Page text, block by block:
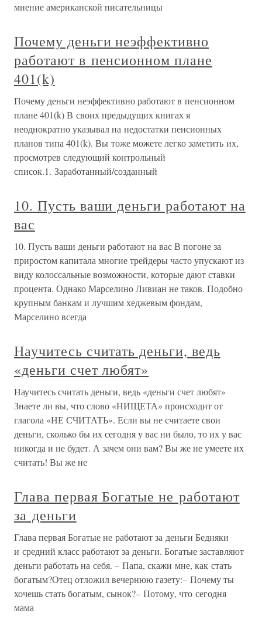
мнение американской писательницы
Почему деньги неэффективно
работают в пенсионном плане
401(k)
Почему деньги неэффективно работают в пенсионном
плане 401(k) В своих предыдущих книгах я
неоднократно указывал на недостатки пенсионных
планов типа 401(k). Вы тоже можете легко заметить их,
просмотрев следующий контрольный
список.1. Заработанный/созданный
10. Пусть ваши деньги работают на
вас
10. Пусть ваши деньги работают на вас В погоне за
приростом капитала многие трейдеры часто упускают из
виду колоссальные возможности, которые дают ставки
процента. Однако Марселино Ливиан не таков. Подобно
крупным банкам и лучшим хеджевым фондам,
Марселино всегда
Научитесь считать деньги, ведь
«деньги счет любят»
Научитесь считать деньги, ведь «деньги счет любят»
Знаете ли вы, что слово «НИЩЕТА» происходит от
глагола «НЕ СЧИТАТЬ». Если вы не считаете свои
деньги, сколько бы их сегодня у вас ни было, то их у вас
никогда и не будет. А зачем они вам? Вы же не умеете их
считать! Вы же не
Глава первая Богатые не работают
за деньги
Глава первая Богатые не работают за деньги Бедняки
и средний класс работают за деньги. Богатые заставляют
деньги работать на себя. – Папа, скажи мне, как стать
богатым?Отец отложил вечернюю газету:– Почему ты
хочешь стать богатым, сынок?– Потому, что сегодня
мама